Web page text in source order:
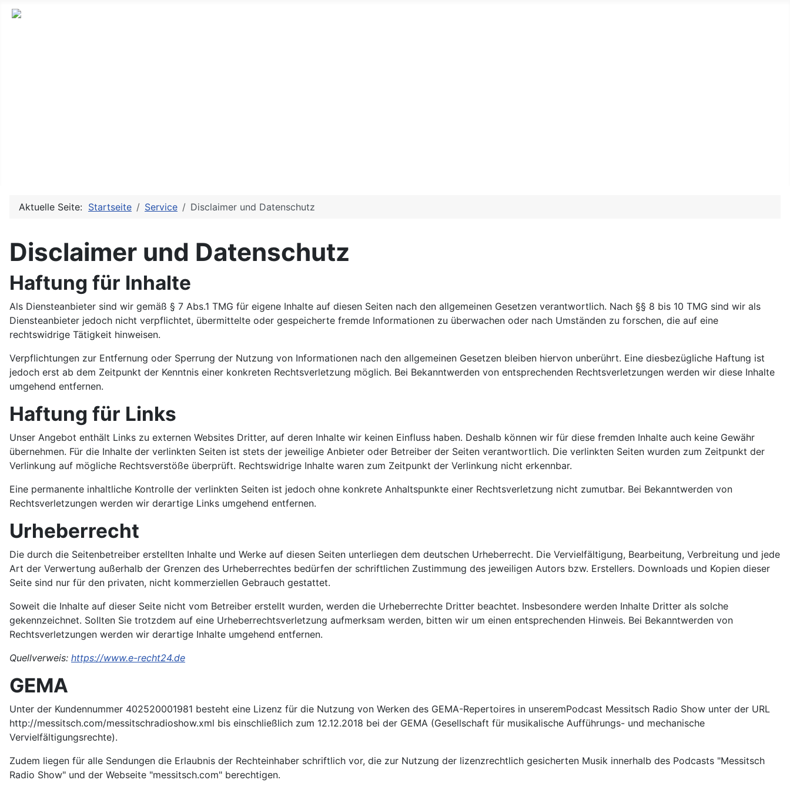
Aktuelle Seite: Startseite Service Disclaimer und Datenschutz
Disclaimer und Datenschutz
Haftung für Inhalte
Als Diensteanbieter sind wir gemäß § 7 Abs.1 TMG für eigene Inhalte auf diesen Seiten nach den allgemeinen Gesetzen verantwortlich. Nach §§ 8 bis 10 TMG sind wir als
Diensteanbieter jedoch nicht verpflichtet, übermittelte oder gespeicherte fremde Informationen zu überwachen oder nach Umständen zu forschen, die auf eine
rechtswidrige Tätigkeit hinweisen.
Verpflichtungen zur Entfernung oder Sperrung der Nutzung von Informationen nach den allgemeinen Gesetzen bleiben hiervon unberührt. Eine diesbezügliche Haftung ist
jedoch erst ab dem Zeitpunkt der Kenntnis einer konkreten Rechtsverletzung möglich. Bei Bekanntwerden von entsprechenden Rechtsverletzungen werden wir diese Inhalte
umgehend entfernen.
Haftung für Links
Unser Angebot enthält Links zu externen Websites Dritter, auf deren Inhalte wir keinen Einfluss haben. Deshalb können wir für diese fremden Inhalte auch keine Gewähr
übernehmen. Für die Inhalte der verlinkten Seiten ist stets der jeweilige Anbieter oder Betreiber der Seiten verantwortlich. Die verlinkten Seiten wurden zum Zeitpunkt der
Verlinkung auf mögliche Rechtsverstöße überprüft. Rechtswidrige Inhalte waren zum Zeitpunkt der Verlinkung nicht erkennbar.
Eine permanente inhaltliche Kontrolle der verlinkten Seiten ist jedoch ohne konkrete Anhaltspunkte einer Rechtsverletzung nicht zumutbar. Bei Bekanntwerden von
Rechtsverletzungen werden wir derartige Links umgehend entfernen.
Urheberrecht
Die durch die Seitenbetreiber erstellten Inhalte und Werke auf diesen Seiten unterliegen dem deutschen Urheberrecht. Die Vervielfältigung, Bearbeitung, Verbreitung und jede
Art der Verwertung außerhalb der Grenzen des Urheberrechtes bedürfen der schriftlichen Zustimmung des jeweiligen Autors bzw. Erstellers. Downloads und Kopien dieser
Seite sind nur für den privaten, nicht kommerziellen Gebrauch gestattet.
Soweit die Inhalte auf dieser Seite nicht vom Betreiber erstellt wurden, werden die Urheberrechte Dritter beachtet. Insbesondere werden Inhalte Dritter als solche
gekennzeichnet. Sollten Sie trotzdem auf eine Urheberrechtsverletzung aufmerksam werden, bitten wir um einen entsprechenden Hinweis. Bei Bekanntwerden von
Rechtsverletzungen werden wir derartige Inhalte umgehend entfernen.
Quellverweis: https://www.e-recht24.de
GEMA
Unter der Kundennummer 402520001981 besteht eine Lizenz für die Nutzung von Werken des GEMA-Repertoires in unseremPodcast Messitsch Radio Show unter der URL
http://messitsch.com/messitschradioshow.xml bis einschließlich zum 12.12.2018 bei der GEMA (Gesellschaft für musikalische Aufführungs- und mechanische
Vervielfältigungsrechte).
Zudem liegen für alle Sendungen die Erlaubnis der Rechteinhaber schriftlich vor, die zur Nutzung der lizenzrechtlich gesicherten Musik innerhalb des Podcasts "Messitsch
Radio Show" und der Webseite "messitsch.com" berechtigen.